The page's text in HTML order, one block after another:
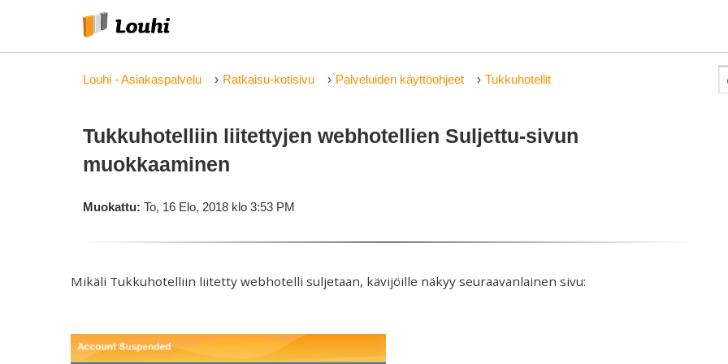
Louhi - Asiakaspalvelu Ratkaisu-kotisivu Palveluiden käyttöohjeet Tukkuhotellit
Tukkuhotelliin liitettyjen webhotellien Suljettu-sivun
muokkaaminen
Muokattu: To, 16 Elo, 2018 klo 3:53 PM
Mikäli Tukkuhotelliin liitetty webhotelli suljetaan, kävijöille näkyy seuraavanlainen sivu: